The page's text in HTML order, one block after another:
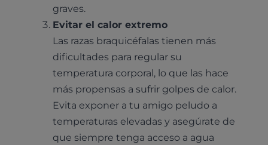
graves.
Evitar el calor extremo
Las razas braquicéfalas tienen más
dificultades para regular su
temperatura corporal, lo que las hace
más propensas a sufrir golpes de calor.
Evita exponer a tu amigo peludo a
temperaturas elevadas y asegúrate de
que siempre tenga acceso a agua